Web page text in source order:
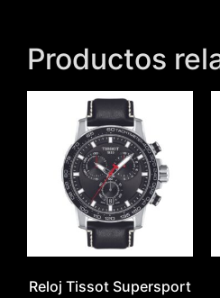
Productos
Reloj Tissot Supersport